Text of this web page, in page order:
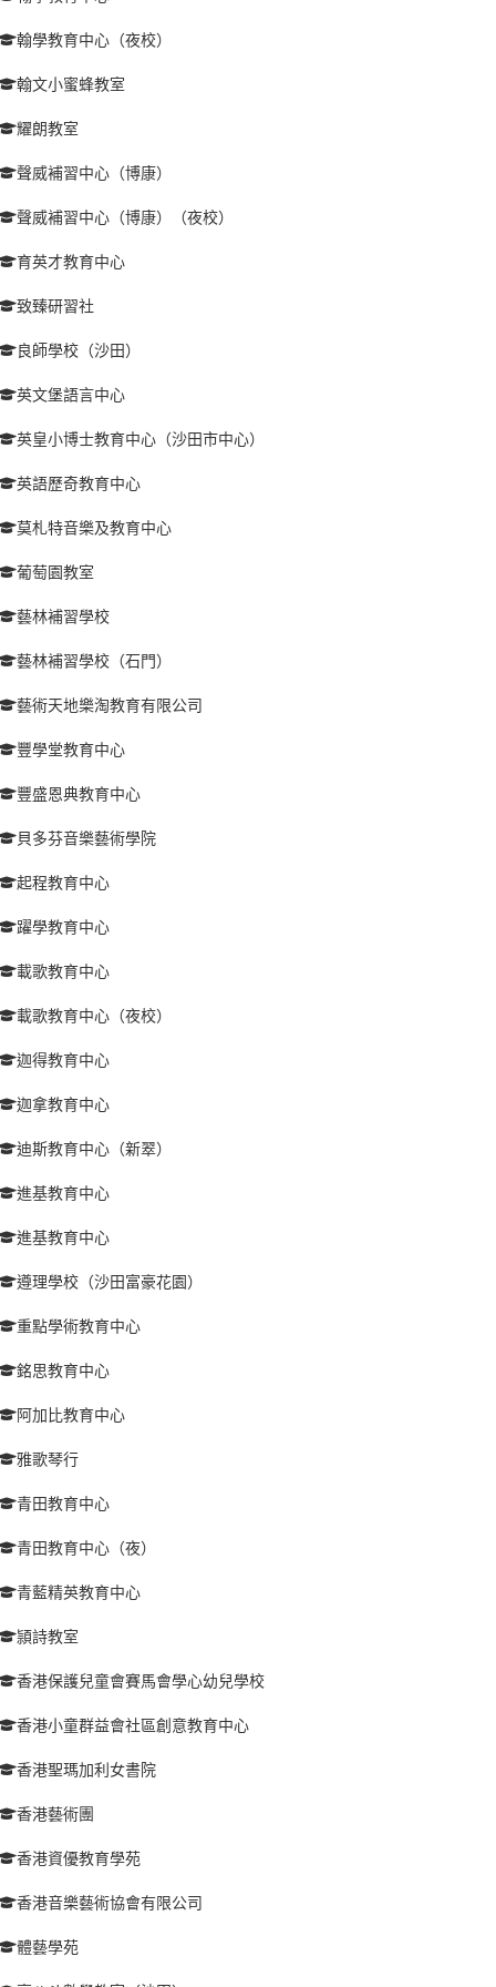
翰學教育中心（夜校）
翰文小蜜蜂教室
耀朗教室
聲威補習中心（博康）
聲威補習中心（博康）（夜校）
育英才教育中心
致臻研習社
良師學校（沙田）
英文堡語言中心
英皇小博士教育中心（沙田市中心）
英語歷奇教育中心
莫札特音樂及教育中心
葡萄園教室
藝林補習學校
藝林補習學校（石門）
藝術天地樂淘教育有限公司
豐學堂教育中心
豐盛恩典教育中心
貝多芬音樂藝術學院
起程教育中心
躍學教育中心
載歌教育中心
載歌教育中心（夜校）
迦得教育中心
迦拿教育中心
迪斯教育中心（新翠）
進基教育中心
進基教育中心
遵理學校（沙田富豪花園）
重點學術教育中心
銘思教育中心
阿加比教育中心
雅歌琴行
青田教育中心
青田教育中心（夜）
青藍精英教育中心
頴詩教室
香港保護兒童會賽馬會學心幼兒學校
香港小童群益會社區創意教育中心
香港聖瑪加利女書院
香港藝術團
香港資優教育學苑
香港音樂藝術協會有限公司
體藝學苑